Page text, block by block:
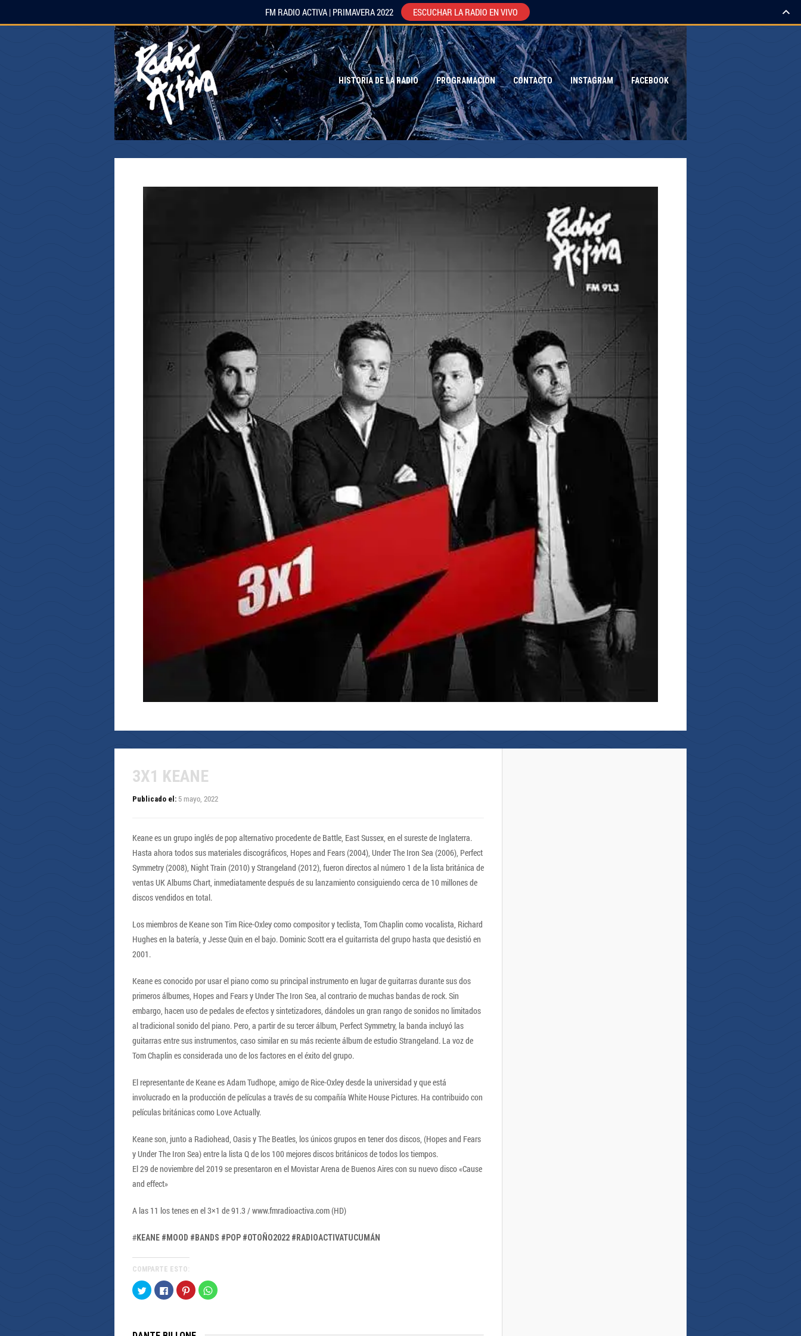
HISTORIA DE LA RADIO PROGRAMACION CONTACTO INSTAGRAM FACEBOOK
3X1 KEANE
Publicado el: 5 mayo, 2022
Keane es un grupo inglés de pop alternativo procedente de Battle, East Sussex, en el sureste de Inglaterra.
Hasta ahora todos sus materiales discográficos, Hopes and Fears (2004), Under The Iron Sea (2006), Perfect
Symmetry (2008), Night Train (2010) y Strangeland (2012), fueron directos al número 1 de la lista británica de
ventas UK Albums Chart, inmediatamente después de su lanzamiento consiguiendo cerca de 10 millones de
discos vendidos en total.
Los miembros de Keane son Tim Rice-Oxley como compositor y teclista, Tom Chaplin como vocalista, Richard
Hughes en la batería, y Jesse Quin en el bajo. Dominic Scott era el guitarrista del grupo hasta que desistió en
2001.
Keane es conocido por usar el piano como su principal instrumento en lugar de guitarras durante sus dos
primeros álbumes, Hopes and Fears y Under The Iron Sea, al contrario de muchas bandas de rock. Sin
embargo, hacen uso de pedales de efectos y sintetizadores, dándoles un gran rango de sonidos no limitados
al tradicional sonido del piano. Pero, a partir de su tercer álbum, Perfect Symmetry, la banda incluyó las
guitarras entre sus instrumentos, caso similar en su más reciente álbum de estudio Strangeland. La voz de
Tom Chaplin es considerada uno de los factores en el éxito del grupo.
El representante de Keane es Adam Tudhope, amigo de Rice-Oxley desde la universidad y que está
involucrado en la producción de películas a través de su compañía White House Pictures. Ha contribuido con
películas británicas como Love Actually.
Keane son, junto a Radiohead, Oasis y The Beatles, los únicos grupos en tener dos discos, (Hopes and Fears
y Under The Iron Sea) entre la lista Q de los 100 mejores discos británicos de todos los tiempos.
El 29 de noviembre del 2019 se presentaron en el Movistar Arena de Buenos Aires con su nuevo disco «Cause
and effect»
A las 11 los tenes en el 3×1 de 91.3 / www.fmradioactiva.com (HD)
#KEANE #MOOD #BANDS #POP #OTOÑO2022 #RADIOACTIVATUCUMÁN
COMPARTE ESTO:
Haz
clic
para
(Se
Haz
clic
para
(Se
Haz
clic
para
(Se
Haz
clic
FM RADIO ACTIVA | PRIMAVERA 2022 ESCUCHAR LA RADIO EN VIVO